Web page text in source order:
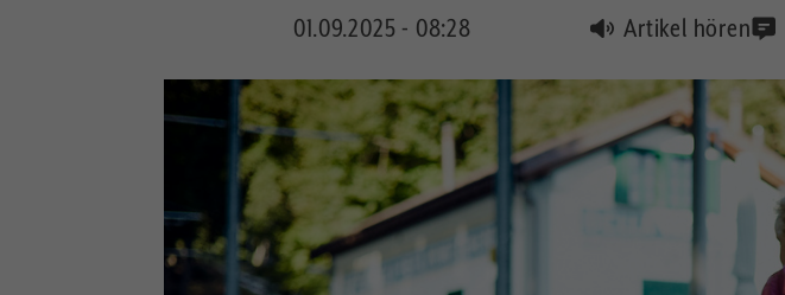
01.09.2025 - 08:28 Artikel hören